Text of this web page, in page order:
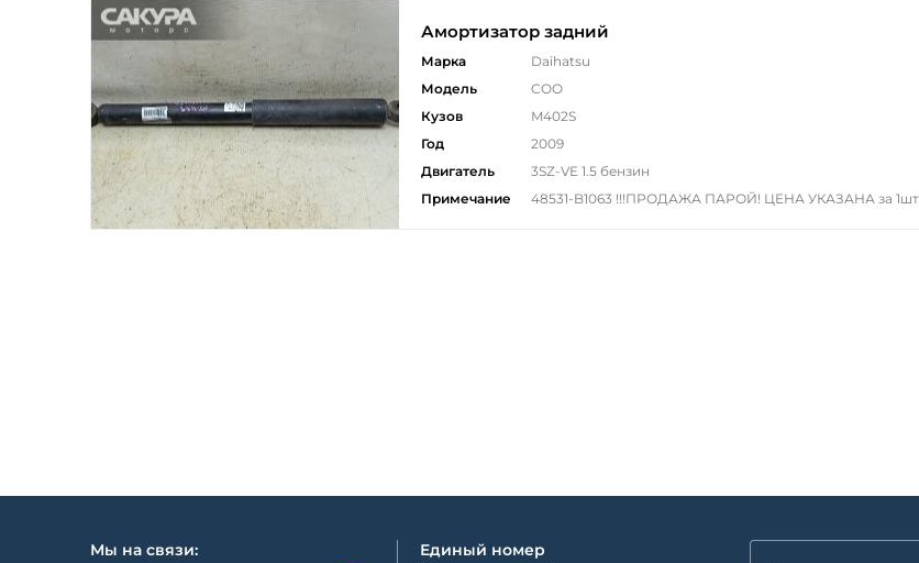
Амортизатор задний
Марка
Daihatsu
Модель
COO
Кузов
M402S
Год
2009
Двигатель
3SZ-VE 1.5 бензин
Примечание
48531-B1063 !!!ПРОДАЖА ПАРОЙ! ЦЕНА УКАЗАНА за
Мы на связи: Единый номер